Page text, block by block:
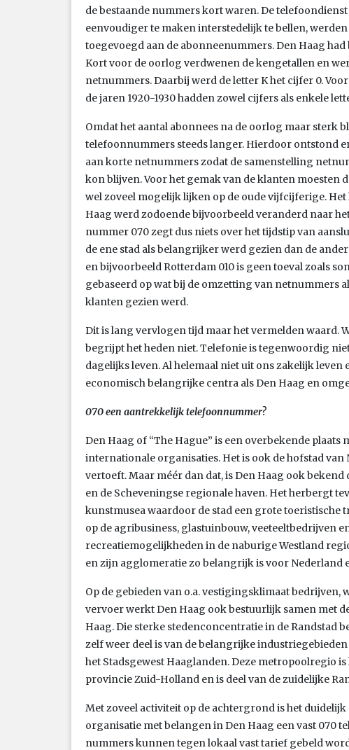
de bestaande nummers kort waren. De
eenvoudiger te maken interstedelijk te bellen,
toegevoegd aan de abonneenummers. Den Haag
Kort voor de oorlog verdwenen de kengetallen en
netnummers. Daarbij werd de letter K het cijfer 0.
de jaren 1920-1930 hadden zowel cijfers als enkele
Omdat het aantal abonnees na de oorlog maar sterk
telefoonnummers steeds langer. Hierdoor ontstond
aan korte netnummers zodat de samenstelling
kon blijven. Voor het gemak van de klanten
wel zoveel mogelijk lijken op de oude vijfcijferige.
Haag werd zodoende bijvoorbeeld veranderd naar
nummer 070 zegt dus niets over het tijdstip van
de ene stad als belangrijker werd gezien dan de
en bijvoorbeeld Rotterdam 010 is geen toeval zoals
gebaseerd op wat bij de omzetting van netnummers
klanten gezien werd.
Dit is lang vervlogen tijd maar het vermelden waard.
begrijpt het heden niet. Telefonie is tegenwoordig
dagelijks leven. Al helemaal niet uit ons zakelijk
economisch belangrijke centra als Den Haag en
070 een aantrekkelijk telefoonnummer?
Den Haag of “The Hague” is een overbekende
internationale organisaties. Het is ook de hofstad
vertoeft. Maar méér dan dat, is Den Haag ook
en de Scheveningse regionale haven. Het herbergt
kunstmusea waardoor de stad een grote toeristische
op de agribusiness, glastuinbouw, veeteeltbedrijven
recreatiemogelijkheden in de naburige Westland
en zijn agglomeratie zo belangrijk is voor Nederland
Op de gebieden van o.a. vestigingsklimaat
vervoer werkt Den Haag ook bestuurlijk samen met
Haag. Die sterke stedenconcentratie in de Randstad
zelf weer deel is van de belangrijke
het Stadsgewest Haaglanden. Deze metropoolregio
provincie Zuid-Holland en is deel van de zuidelijke
Met zoveel activiteit op de achtergrond is het
organisatie met belangen in Den Haag een vast 070
nummers kunnen tegen lokaal vast tarief gebeld